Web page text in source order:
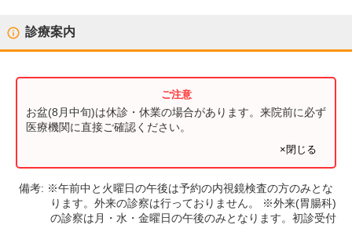
診療案内
お盆(8月中旬)は休診・休業の場合があります。来院前に必ず
医療機関に直接ご確認ください。
×閉じる
備考: ※午前中と火曜日の午後は予約の内視鏡検査の方のみとな
ります。外来の診察は行っておりません。 ※外来(胃腸科)
の診察は月・水・金曜日の午後のみとなります。初診受付